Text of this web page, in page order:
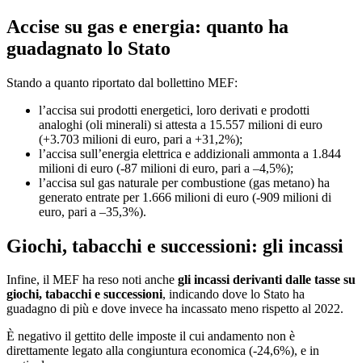
Accise su gas e energia: quanto ha
guadagnato lo Stato
Stando a quanto riportato dal bollettino MEF:
l’accisa sui prodotti energetici, loro derivati e prodotti
analoghi (oli minerali) si attesta a 15.557 milioni di euro
(+3.703 milioni di euro, pari a +31,2%);
l’accisa sull’energia elettrica e addizionali ammonta a 1.844
milioni di euro (-87 milioni di euro, pari a –4,5%);
l’accisa sul gas naturale per combustione (gas metano) ha
generato entrate per 1.666 milioni di euro (-909 milioni di
euro, pari a –35,3%).
Giochi, tabacchi e successioni: gli incassi
Infine, il MEF ha reso noti anche gli incassi derivanti dalle tasse su
giochi, tabacchi e successioni, indicando dove lo Stato ha
guadagno di più e dove invece ha incassato meno rispetto al 2022.
È negativo il gettito delle imposte il cui andamento non è
direttamente legato alla congiuntura economica (-24,6%), e in